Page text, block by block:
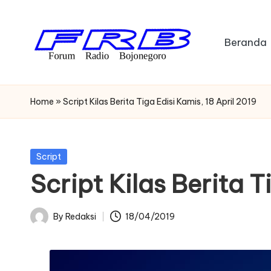
F
o
u
m
R
Radio
Bojonegoro
Beranda
Home » Script Kilas Berita Tiga Edisi Kamis, 18 April 2019
Posted
Script
Script Kilas Berita
Posted
By Redaksi 18/04/2019